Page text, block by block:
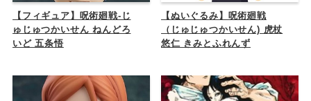
【フィギュア】呪術廻戦-じ
ゅじゅつかいせん ねんどろ
いど 五条悟
【ぬいぐるみ】呪術廻戦
（じゅじゅつかいせん) 虎杖
悠仁 きみとふれんず